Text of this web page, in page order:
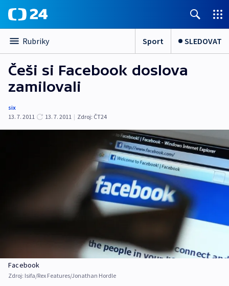
Rubriky Sport SLEDOVAT
Češi si Facebook doslova
zamilovali
six
13. 7. 2011
13. 7. 2011 | Zdroj: ČT24
Facebook
Zdroj: Isifa/Rex Features/Jonathan Hordle